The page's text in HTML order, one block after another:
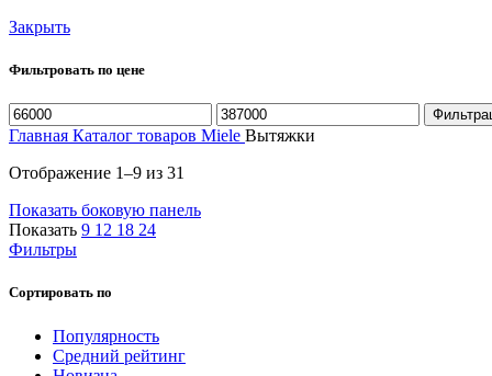
Закрыть
Фильтровать по цене
Минимальная
цена
Максимальная
цена
Главная Каталог товаров Miele Вытяжки
Отображение 1–9 из 31
возрастанию
Показать боковую панель
Показать 9 12 18 24
Фильтры
Сортировать по
Популярность
Средний рейтинг